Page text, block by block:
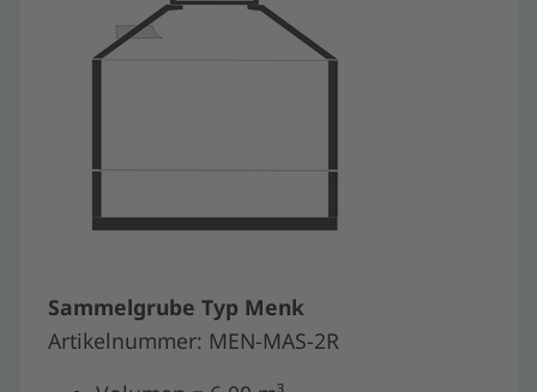
Sammelgrube Typ Menk
Artikelnummer: MEN-MAS-2R